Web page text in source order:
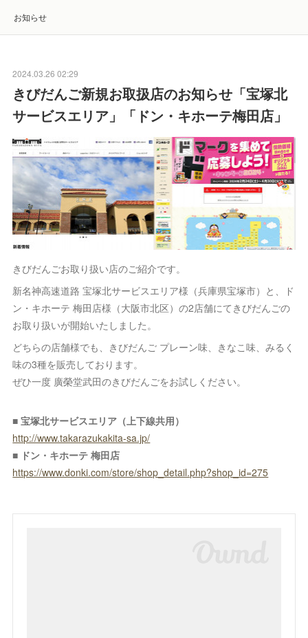
お知らせ
2024.03.26 02:29
きびだんご新規お取扱店のお知らせ「宝塚北
サービスエリア」「ドン・キホーテ梅田店」
きびだんごお取り扱い店のご紹介です。
新名神高速道路 宝塚北サービスエリア様（兵庫県宝塚市）と、ド
ン・キホーテ 梅田店様（大阪市北区）の2店舗にてきびだんごの
お取り扱いが開始いたしました。
どちらの店舗様でも、きびだんご プレーン味、きなこ味、みるく
味の3種を販売しております。
ぜひ一度 廣榮堂武田のきびだんごをお試しください。
■ 宝塚北サービスエリア（上下線共用）
http://www.takarazukakita-sa.jp/
■ ドン・キホーテ 梅田店
https://www.donki.com/store/shop_detail.php?shop_id=275